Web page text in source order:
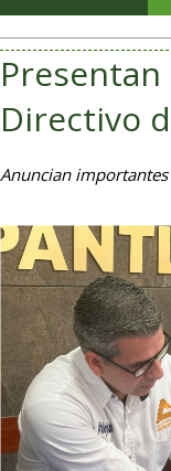
Directivo
Anuncian